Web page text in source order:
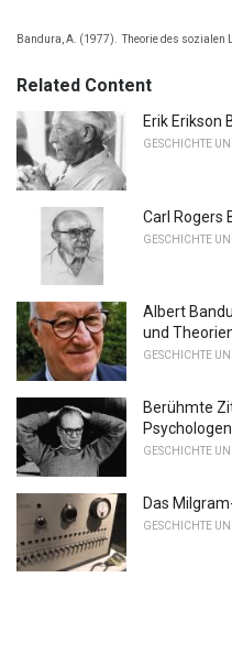
Bandura, A. (1977). Theorie des sozialen
Related Content
Erik Erikson
GESCHICHTE
Carl Rogers
GESCHICHTE
Albert
und
GESCHICHTE
Berühmte
GESCHICHTE
Das
GESCHICHTE